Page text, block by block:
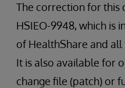
The correction for this
HSIEO-9948, which is
of HealthShare and
It is also available for
change file (patch) or